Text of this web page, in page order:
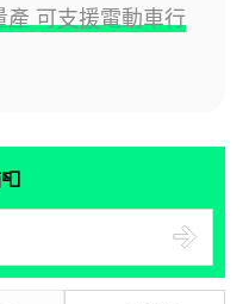
產 可支援電動車行
📮